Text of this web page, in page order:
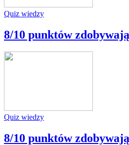
Quiz wiedzy
8/10 punktów
Quiz wiedzy
8/10 punktów